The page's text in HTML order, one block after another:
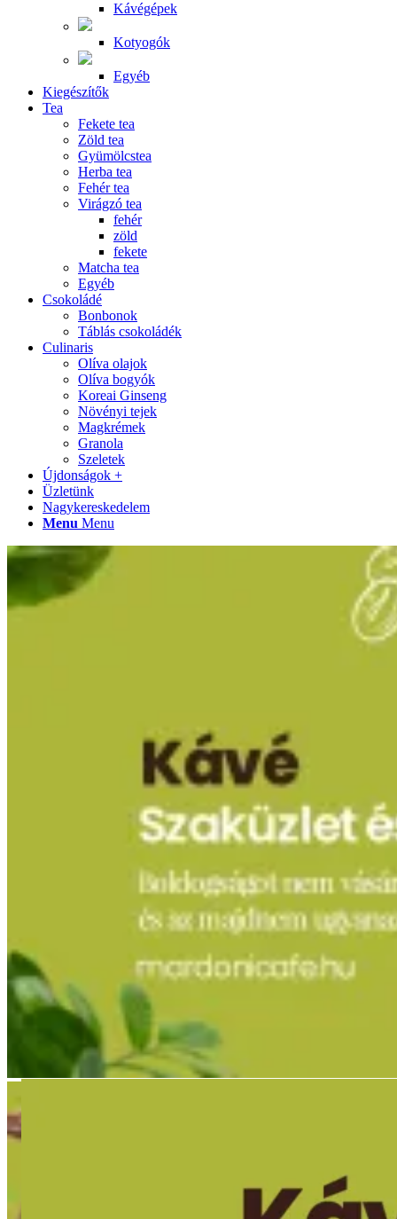
Kávégépek
Kotyogók
Egyéb
Kiegészítők
Tea
Fekete tea
Zöld tea
Gyümölcstea
Herba tea
Fehér tea
Virágzó tea
fehér
zöld
fekete
Matcha tea
Egyéb
Csokoládé
Bonbonok
Táblás csokoládék
Culinaris
Olíva olajok
Olíva bogyók
Koreai Ginseng
Növényi tejek
Magkrémek
Granola
Szeletek
Újdonságok +
Üzletünk
Nagykereskedelem
Menu Menu